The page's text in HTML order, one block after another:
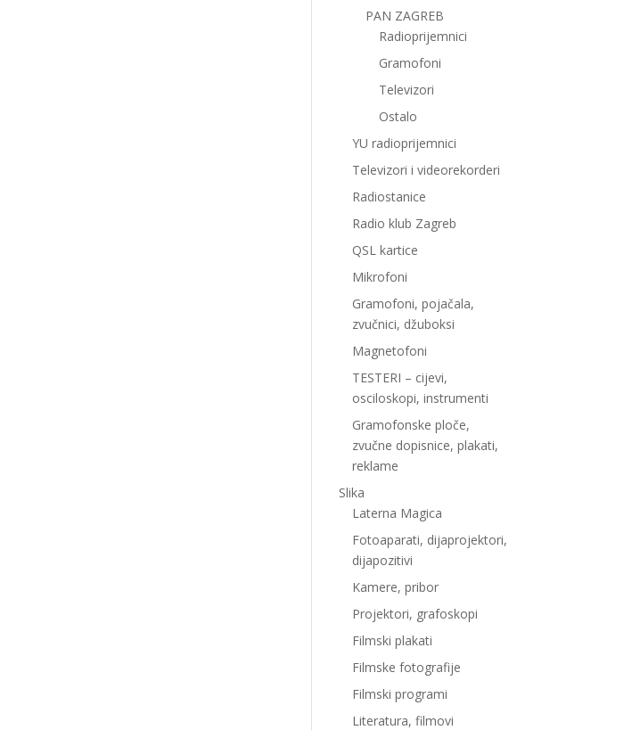
PAN ZAGREB
Radioprijemnici
Gramofoni
Televizori
Ostalo
YU radioprijemnici
Televizori i videorekorderi
Radiostanice
Radio klub Zagreb
QSL kartice
Mikrofoni
Gramofoni, pojačala,
zvučnici, džuboksi
Magnetofoni
TESTERI – cijevi,
osciloskopi, instrumenti
Gramofonske ploče,
zvučne dopisnice, plakati,
reklame
Slika
Laterna Magica
Fotoaparati, dijaprojektori,
dijapozitivi
Kamere, pribor
Projektori, grafoskopi
Filmski plakati
Filmske fotografije
Filmski programi
Literatura, filmovi